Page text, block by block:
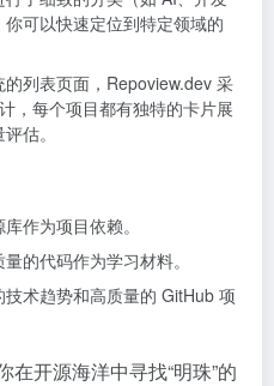
可以快速定位到特定领域的
列表页面，Repoview.dev 采
，每个项目都有独特的卡片展
估。
作为项目依赖。
的代码作为学习材料。
术趋势和高质量的 GitHub 项
开源海洋中寻找“明珠”的